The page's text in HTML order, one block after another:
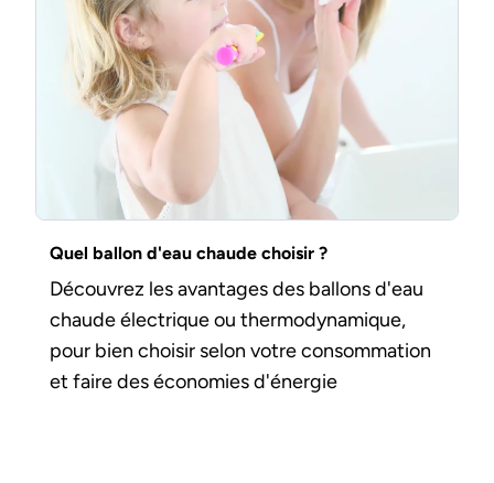
Quel ballon d'eau chaude choisir ?
Découvrez les avantages des ballons d'eau
chaude électrique ou thermodynamique,
pour bien choisir selon votre consommation
et faire des économies d'énergie